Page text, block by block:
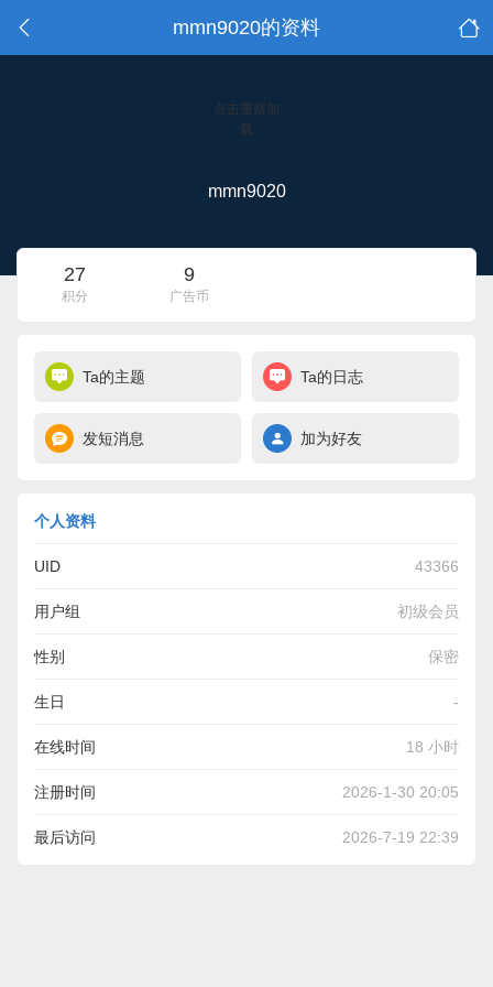
mmn9020的资料
点击重新加
载
mmn9020
27
积分
9
广告币
Ta的主题 Ta的日志
发短消息 加为好友
个人资料
UID 43366
用户组 初级会员
性别 保密
生日 -
在线时间 18 小时
注册时间 2026-1-30 20:05
最后访问 2026-7-19 22:39